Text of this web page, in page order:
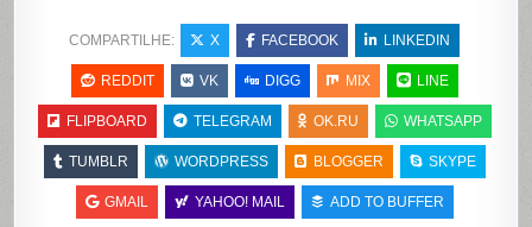
COMPARTILHE: X FACEBOOK LINKEDIN
REDDIT VK DIGG MIX LINE
FLIPBOARD TELEGRAM OK.RU WHATSAPP
TUMBLR WORDPRESS BLOGGER SKYPE
GMAIL YAHOO! MAIL ADD TO BUFFER